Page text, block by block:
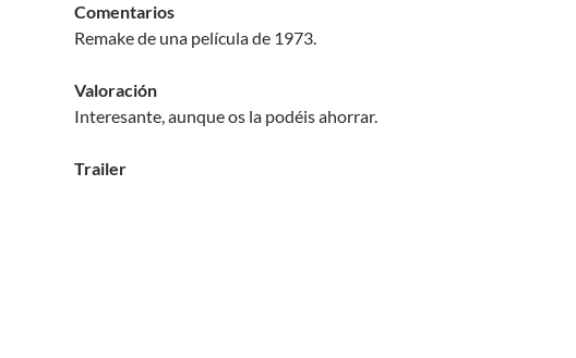
Comentarios
Remake de una película de 1973.
Valoración
Interesante, aunque os la podéis ahorrar.
Trailer